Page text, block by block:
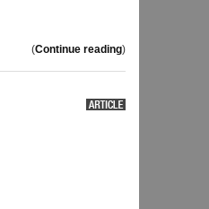
(Continue reading)